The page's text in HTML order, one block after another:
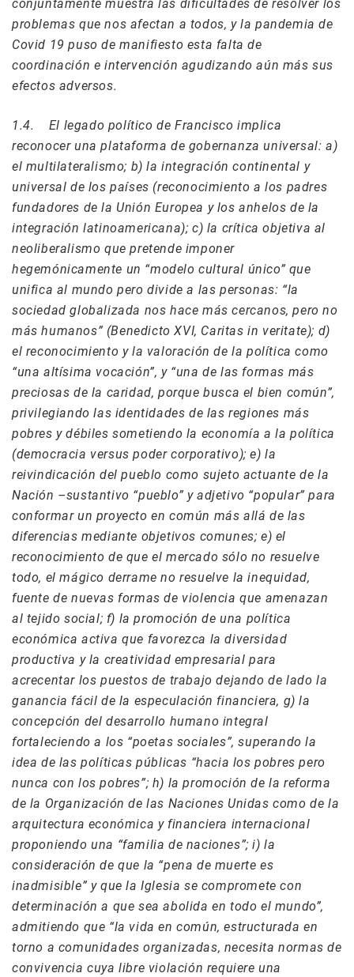
conjuntamente muestra las dificultades de resolver los
problemas que nos afectan a todos, y la pandemia de
Covid 19 puso de manifiesto esta falta de
coordinación e intervención agudizando aún más sus
efectos adversos.
1.4. El legado político de Francisco implica
reconocer una plataforma de gobernanza universal: a)
el multilateralismo; b) la integración continental y
universal de los países (reconocimiento a los padres
fundadores de la Unión Europea y los anhelos de la
integración latinoamericana); c) la crítica objetiva al
neoliberalismo que pretende imponer
hegemónicamente un “modelo cultural único” que
unifica al mundo pero divide a las personas: “la
sociedad globalizada nos hace más cercanos, pero no
más humanos” (Benedicto XVI, Caritas in veritate); d)
el reconocimiento y la valoración de la política como
“una altísima vocación”, y “una de las formas más
preciosas de la caridad, porque busca el bien común”,
privilegiando las identidades de las regiones más
pobres y débiles sometiendo la economía a la política
(democracia versus poder corporativo); e) la
reivindicación del pueblo como sujeto actuante de la
Nación –sustantivo “pueblo” y adjetivo “popular” para
conformar un proyecto en común más allá de las
diferencias mediante objetivos comunes; e) el
reconocimiento de que el mercado sólo no resuelve
todo, el mágico derrame no resuelve la inequidad,
fuente de nuevas formas de violencia que amenazan
al tejido social; f) la promoción de una política
económica activa que favorezca la diversidad
productiva y la creatividad empresarial para
acrecentar los puestos de trabajo dejando de lado la
ganancia fácil de la especulación financiera, g) la
concepción del desarrollo humano integral
fortaleciendo a los “poetas sociales”, superando la
idea de las políticas públicas “hacia los pobres pero
nunca con los pobres”; h) la promoción de la reforma
de la Organización de las Naciones Unidas como de la
arquitectura económica y financiera internacional
proponiendo una “familia de naciones”; i) la
consideración de que la “pena de muerte es
inadmisible” y que la Iglesia se compromete con
determinación a que sea abolida en todo el mundo”,
admitiendo que “la vida en común, estructurada en
torno a comunidades organizadas, necesita normas de
convivencia cuya libre violación requiere una